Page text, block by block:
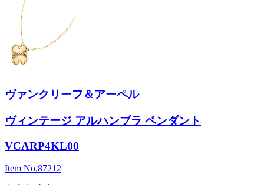
ヴァンクリーフ＆アーペル
ヴィンテージ アルハンブラ ペンダント
VCARP4KL00
Item No.87212